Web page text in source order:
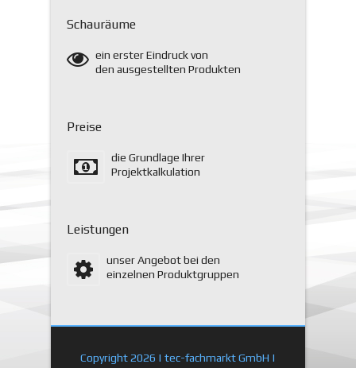
Schauräume
ein erster Eindruck von
den ausgestellten Produkten
Preise
die Grundlage Ihrer
Projektkalkulation
Leistungen
unser Angebot bei den
einzelnen Produktgruppen
Copyright 2026 | tec-fachmarkt GmbH |